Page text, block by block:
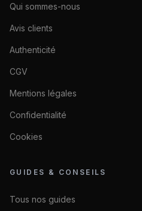
Qui sommes-nous
Avis clients
Authenticité
CGV
Mentions légales
Confidentialité
Cookies
GUIDES & CONSEILS
Tous nos guides